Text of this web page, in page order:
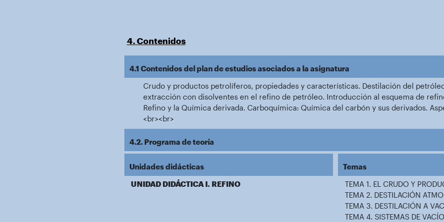
4. Contenidos
4.1 Contenidos del plan de estudios asociados a la asignatura
Crudo y productos petrolíferos, propiedades y características. Destilación del
extracción con disolventes en el refino de petróleo. Introducción al esquema de
Refino y la Química derivada. Carboquímica: Química del carbón y sus derivados.
<br><br>
4.2. Programa de teoría
Unidades didácticas
Temas
UNIDAD DIDÁCTICA I. REFINO
TEMA 1. EL CRUDO Y
TEMA 2. DESTILACIÓN
TEMA 3. DESTILACIÓN A
TEMA 4. SISTEMAS DE VACÍO